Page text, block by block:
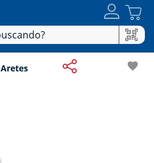
Aretes favorite